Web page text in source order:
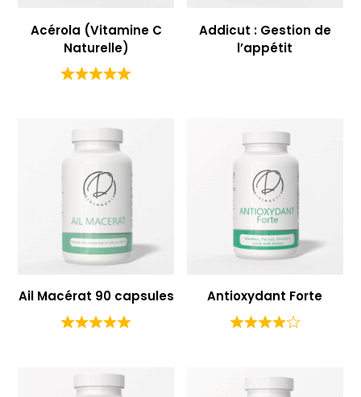
Acérola (Vitamine C
Naturelle)
Addicut : Gestion de
l’appétit
Ail Macérat 90 capsules Antioxydant Forte